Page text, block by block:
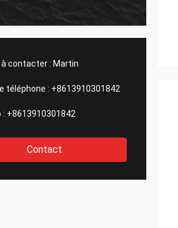
à contacter : Martin
téléphone : +8613910301842
: +8613910301842
Contact